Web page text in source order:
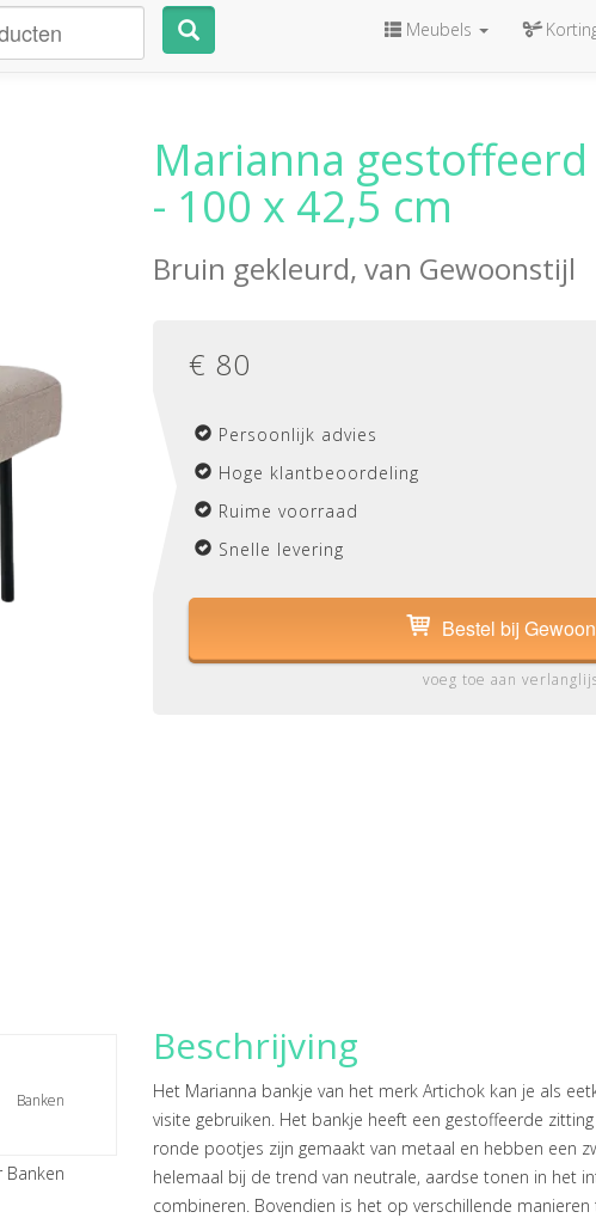
Meubels
Marianna
- 100 x 42,5 cm
Bruin gekleurd, van Gewoonstijl
€ 80
Persoonlijk advies
Hoge klantbeoordeling
Ruime voorraad
Snelle levering
Bestel bij
voeg toe aan
Banken
Banken
Beschrijving
Het Marianna bankje van het merk Artichok kan je als
visite gebruiken. Het bankje heeft een gestoffeerde
ronde pootjes zijn gemaakt van metaal en hebben een
helemaal bij de trend van neutrale, aardse tonen in het
combineren. Bovendien is het op verschillende